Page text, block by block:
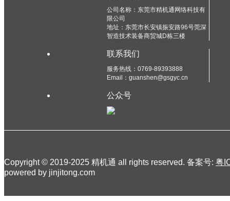
公司名称：东莞市精机通网络科技有
限公司
地址：东莞市长安镇振安路96号莞深
智造技术装备商贸城D栋三楼
联系我们
服务热线：0769-89393888
Email：guanshen@gsgyc.cn
公众号
Copyright © 2019-2025 精机通 all rights reserved. 备案号: 粤
powered by jinjitong.com